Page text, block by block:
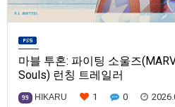
마블 투혼: 파이팅 소울즈
Souls) 런칭 트레일러
99 HIKARU 1 0